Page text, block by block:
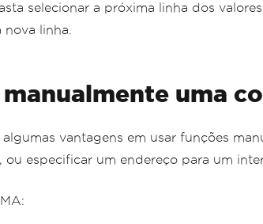
selecionar a próxima linha dos
linha.
uma
vantagens em usar funções
especificar um endereço para um